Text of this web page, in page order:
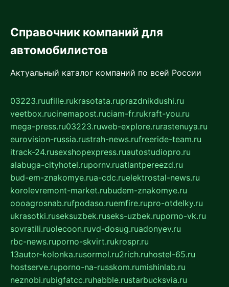
Справочник компаний для
автомобилистов
Актуальный каталог компаний по всей России
03223.ruufille.rukrasotata.ruprazdnikdushi.ru
veetbox.rucinemapost.ruciam-fr.rukraft-you.ru
mega-press.ru03223.ruweb-explore.rurastenuya.ru
eurovision-russia.rustrah-news.rufreeride-team.ru
itrack-24.rusexshopexpress.ruautostudiopro.ru
alabuga-cityhotel.rupornv.ruatlantpereezd.ru
bud-em-znakomye.rua-cdc.ruelektrostal-news.ru
korolevremont-market.rubudem-znakomye.ru
oooagrosnab.rufpodaso.ruemfire.rupro-otdelky.ru
ukrasotki.ruseksuzbek.ruseks-uzbek.ruporno-vk.ru
sovratili.ruolecoon.ruvd-dosug.ruadonyev.ru
rbc-news.ruporno-skvirt.rukrospr.ru
13autor-kolonka.rusormol.ru2rich.ruhostel-65.ru
hostserve.ruporno-na-russkom.rumishinlab.ru
neznobi.rubigfatcc.ruhabble.rustarbucksvia.ru